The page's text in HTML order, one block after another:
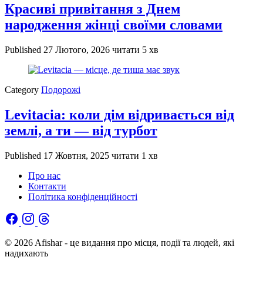
Красиві привітання з Днем
народження жінці своїми словами
Published 27 Лютого, 2026 читати 5 хв
Category Подорожі
Levitacia: коли дім відривається від
землі, а ти — від турбот
Published 17 Жовтня, 2025 читати 1 хв
Про нас
Контакти
Політика конфіденційності
© 2026 Afishar - це видання про місця, події та людей, які
надихають